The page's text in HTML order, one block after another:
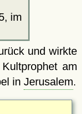
im
und wirkte
am
in Jerusalem.